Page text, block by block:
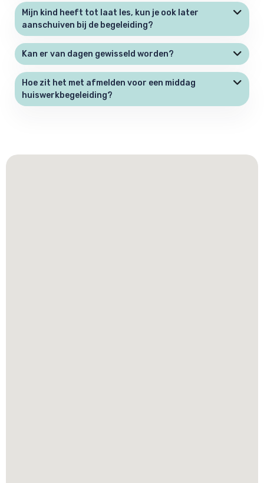
Mijn kind heeft tot laat les, kun je ook later
aanschuiven bij de begeleiding?
Kan er van dagen gewisseld worden?
Hoe zit het met afmelden voor een middag
huiswerkbegeleiding?